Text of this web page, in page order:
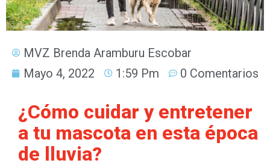
MVZ Brenda Aramburu Escobar
Mayo 4, 2022
1:59 Pm 0 Comentarios
¿Cómo cuidar y entretener
a tu mascota en esta época
de lluvia?